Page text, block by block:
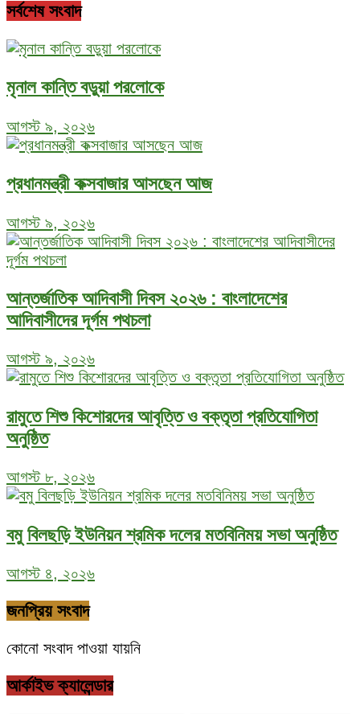
সর্বশেষ সংবাদ
মৃনাল কান্তি বড়ুয়া পরলোকে
আগস্ট ৯, ২০২৬
প্রধানমন্ত্রী কক্সবাজার আসছেন আজ
আগস্ট ৯, ২০২৬
আন্তর্জাতিক আদিবাসী দিবস ২০২৬ : বাংলাদেশের
আদিবাসীদের দূর্গম পথচলা
আগস্ট ৯, ২০২৬
রামুতে শিশু কিশোরদের আবৃত্তি ও বক্তৃতা প্রতিযোগিতা
অনুষ্ঠিত
আগস্ট ৮, ২০২৬
বমু বিলছড়ি ইউনিয়ন শ্রমিক দলের মতবিনিময় সভা অনুষ্ঠিত
আগস্ট ৪, ২০২৬
জনপ্রিয় সংবাদ
কোনো সংবাদ পাওয়া যায়নি
আর্কাইভ ক্যালেন্ডার